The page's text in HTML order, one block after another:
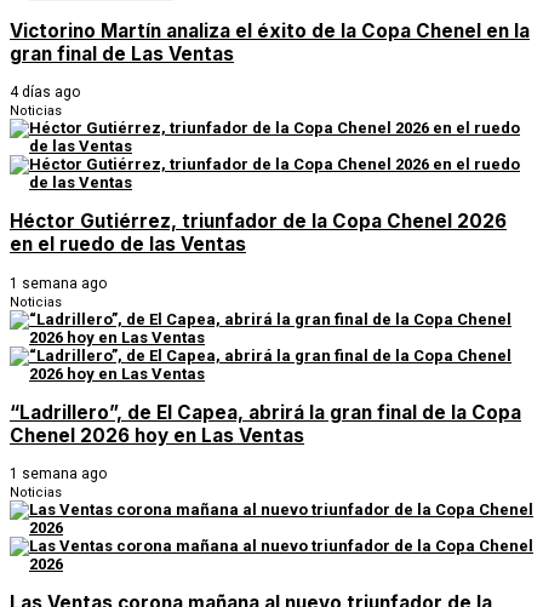
Victorino Martín analiza el éxito de la Copa Chenel en la
gran final de Las Ventas
4 días ago
Noticias
Héctor Gutiérrez, triunfador de la Copa Chenel 2026
en el ruedo de las Ventas
1 semana ago
Noticias
“Ladrillero”, de El Capea, abrirá la gran final de la Copa
Chenel 2026 hoy en Las Ventas
1 semana ago
Noticias